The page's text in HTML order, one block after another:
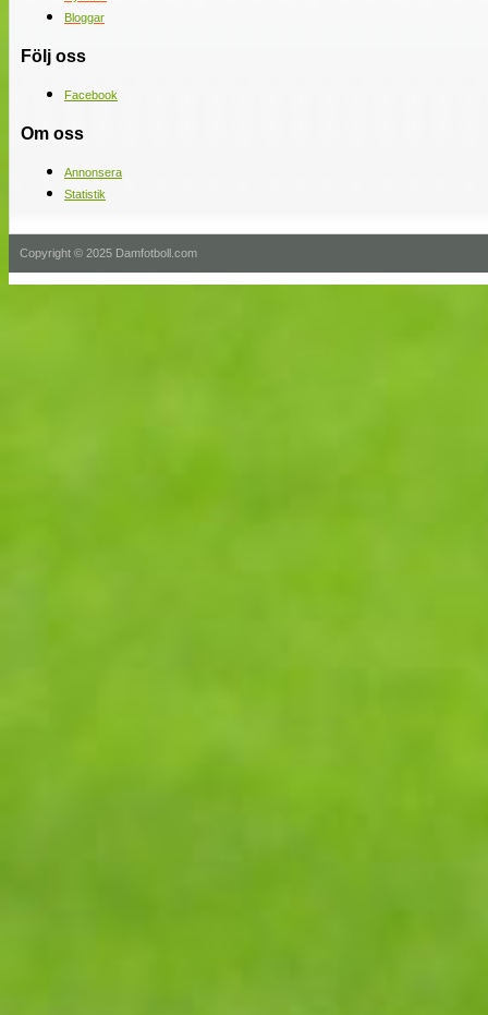
Bloggar
Följ oss
Facebook
Om oss
Annonsera
Statistik
Copyright © 2025 Damfotboll.com